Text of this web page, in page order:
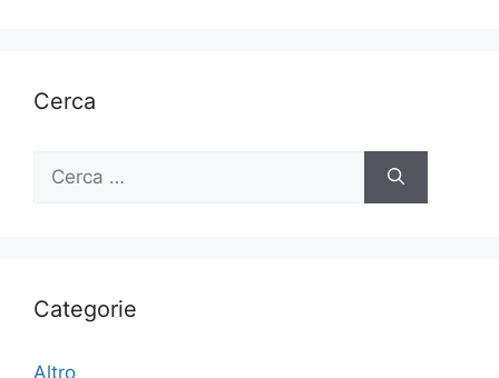
Cerca
Ricerca
Categorie
Altro